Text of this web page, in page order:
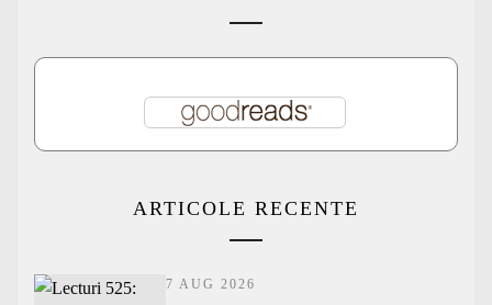
ARTICOLE RECENTE
7 AUG 2026